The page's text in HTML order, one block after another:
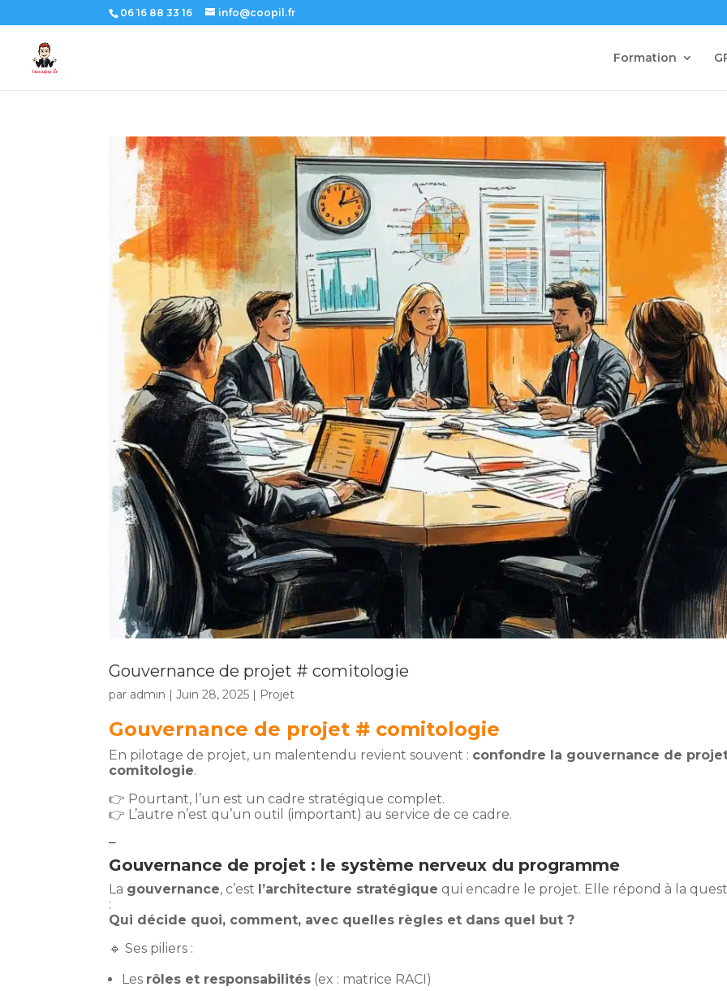
06 16 88 33 16 info@coopil.fr
Formation
Gouvernance de projet # comitologie
par admin |Juin 28, 2025 | Projet
Gouvernance de projet # comitologie
En pilotage de projet, un malentendu revient souvent : confondre la gouvernance de
comitologie.
👉 Pourtant, l’un est un cadre stratégique complet.
👉 L’autre n’est qu’un outil (important) au service de ce cadre.
–
Gouvernance de projet : le système nerveux du programme
La gouvernance, c’est l’architecture stratégique qui encadre le projet. Elle répond à la
:
Qui décide quoi, comment, avec quelles règles et dans quel but ?
🔹 Ses piliers :
Les rôles et responsabilités (ex : matrice RACI)